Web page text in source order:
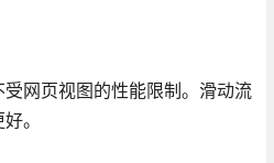
网页视图的性能限制。滑动流
。